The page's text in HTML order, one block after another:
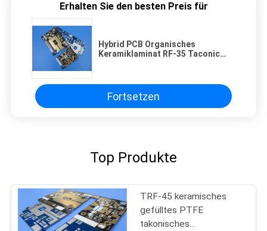
Erhalten Sie den besten Preis für
Hybrid PCB Organisches
Keramiklaminat RF-35 Taconic
Fortsetzen
Top Produkte
TRF-45 keramisches
gefülltes PTFE
takonisches